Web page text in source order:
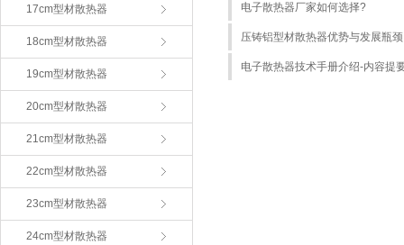
17cm型材散热器
18cm型材散热器
19cm型材散热器
20cm型材散热器
21cm型材散热器
22cm型材散热器
23cm型材散热器
24cm型材散热器
电子散热器厂家如何选择?
压铸铝型材散热器优势与发展瓶颈
电子散热器技术手册介绍-内容提